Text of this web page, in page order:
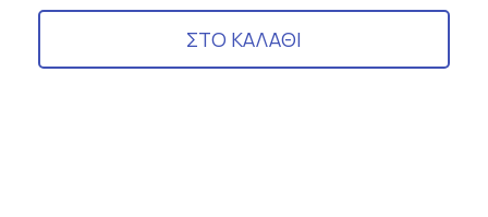
ΣΤΟ ΚΑΛΑΘΙ